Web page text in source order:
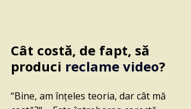
Cât costă, de fapt, să
produci reclame video?
“Bine, am înțeles teoria, dar cât mă